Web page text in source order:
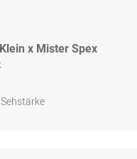
x Mister Spex